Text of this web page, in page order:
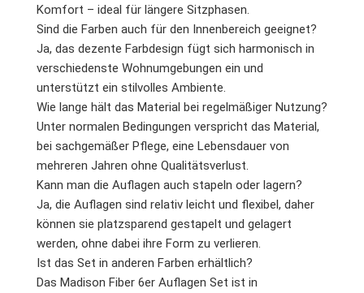
Komfort – ideal für längere Sitzphasen.
Sind die Farben auch für den Innenbereich geeignet?
Ja, das dezente Farbdesign fügt sich harmonisch in
verschiedenste Wohnumgebungen ein und
unterstützt ein stilvolles Ambiente.
Wie lange hält das Material bei regelmäßiger Nutzung?
Unter normalen Bedingungen verspricht das Material,
bei sachgemäßer Pflege, eine Lebensdauer von
mehreren Jahren ohne Qualitätsverlust.
Kann man die Auflagen auch stapeln oder lagern?
Ja, die Auflagen sind relativ leicht und flexibel, daher
können sie platzsparend gestapelt und gelagert
werden, ohne dabei ihre Form zu verlieren.
Ist das Set in anderen Farben erhältlich?
Das Madison Fiber 6er Auflagen Set ist in